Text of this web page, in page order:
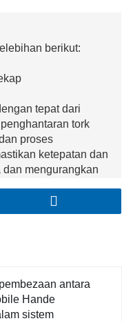
berikut:
tepat dari
tork
proses
ketepatan dan
mengurangkan
yang besar,
tinggi, boleh
tinggi
antara
Hande
sistem